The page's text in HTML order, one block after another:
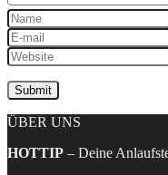
ÜBER UNS
HOTTIP – Deine